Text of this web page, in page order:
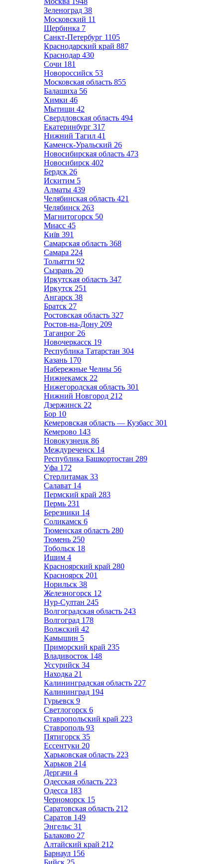
Зеленоград 38
Московский 11
Щербинка 7
Санкт-Петербург 1105
Краснодарский край 887
Краснодар 430
Сочи 181
Новороссийск 53
Московская область 855
Балашиха 56
Химки 46
Мытищи 42
Свердловская область 494
Екатеринбург 317
Нижний Тагил 41
Каменск-Уральский 26
Новосибирская область 473
Новосибирск 402
Бердск 26
Искитим 5
Алматы 439
Челябинская область 421
Челябинск 263
Магнитогорск 50
Миасс 45
Київ 391
Самарская область 368
Самара 224
Тольятти 92
Сызрань 20
Иркутская область 347
Иркутск 251
Ангарск 38
Братск 27
Ростовская область 327
Ростов-на-Дону 209
Таганрог 26
Новочеркасск 19
Республика Татарстан 304
Казань 170
Набережные Челны 56
Нижнекамск 22
Нижегородская область 301
Нижний Новгород 212
Дзержинск 22
Бор 10
Кемеровская область — Кузбасс 301
Кемерово 143
Новокузнецк 86
Междуреченск 14
Республика Башкортостан 289
Уфа 172
Стерлитамак 33
Салават 14
Пермский край 283
Пермь 231
Березники 14
Соликамск 6
Тюменская область 280
Тюмень 250
Тобольск 18
Ишим 4
Красноярский край 280
Красноярск 201
Норильск 38
Железногорск 12
Нур-Султан 245
Волгоградская область 243
Волгоград 178
Волжский 42
Камышин 5
Приморский край 235
Владивосток 148
Уссурийск 34
Находка 21
Калининградская область 227
Калининград 194
Гурьевск 9
Светлогорск 6
Ставропольский край 223
Ставрополь 93
Пятигорск 35
Ессентуки 20
Харьковская область 223
Харьков 214
Дергачи 4
Одесская область 223
Одесса 183
Черноморск 15
Саратовская область 212
Саратов 149
Энгельс 31
Балаково 27
Алтайский край 212
Барнаул 156
Бийск 25